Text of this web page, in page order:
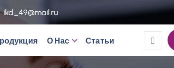
ikd_49@mail.ru
О Нас Статьи